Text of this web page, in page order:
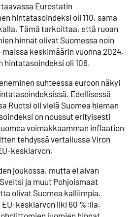
Eurostatin
hintatasoindeksi oli 110, sama
Tämä tarkoittaa, että ruoan
hinnat olivat Suomessa noin
keskimäärin vuonna 2024.
hintatasoindeksi oli 106.
suhteessa euroon näkyi
Edellisessä
Ruotsi oli vielä Suomea hieman
on noussut erityisesti
voimakkaamman inflaation
tehdyssä vertailussa Viron
keskiarvon.
joukossa, mutta ei aivan
ja muut Pohjoismaat
olivat Suomea kalliimpia.
keskiarvon liki 60 %:lla.